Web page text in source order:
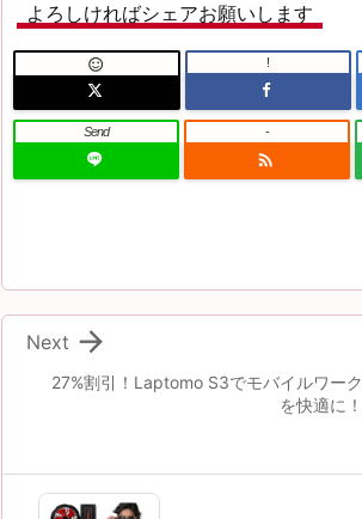
よろしければシェアお願いします
 !
Send

-
27%割引！Laptomo S3でモバイルワーク
を快適に！

Next